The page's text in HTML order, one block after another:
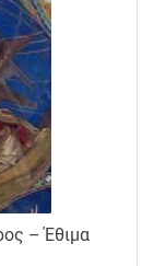
– Έθιμα